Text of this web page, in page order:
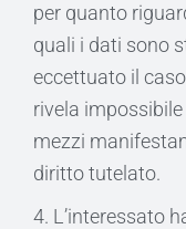
per quanto
quali i dati sono
eccettuato il
rivela
mezzi
diritto tutelato.
4. L’interessato